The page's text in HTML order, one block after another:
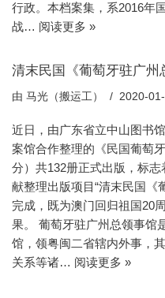
行政。本档案集，系2016年
战… 阅读更多 »
清末民国《葡萄牙驻广州
由 马光（搬运工） 2020-
近日，由广东省立中山图书
案馆合作整理的《民国葡萄
分）共132册正式出版，标
献整理出版项目“清末民国《
完成，既为澳门回归祖国20
果。 葡萄牙驻广州总领事馆
馆，领粤闽二省辖内外事，
关系等诸… 阅读更多 »